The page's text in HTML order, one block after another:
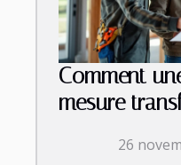
Comment
mesure
26